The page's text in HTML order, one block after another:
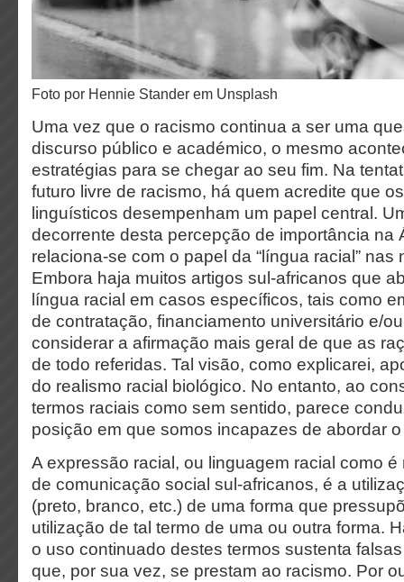
Foto por Hennie Stander em Unsplash
Uma vez que o racismo continua a ser uma
discurso público e académico, o mesmo
estratégias para se chegar ao seu fim. Na
futuro livre de racismo, há quem acredite que
linguísticos desempenham um papel central.
decorrente desta percepção de importância na
relaciona-se com o papel da “língua racial”
Embora haja muitos artigos sul-africanos que
língua racial em casos específicos, tais como
de contratação, financiamento universitário e/
considerar a afirmação mais geral de que as
de todo referidas. Tal visão, como explicarei,
do realismo racial biológico. No entanto, ao
termos raciais como sem sentido, parece
posição em que somos incapazes de abordar
A expressão racial, ou linguagem racial como
de comunicação social sul-africanos, é a
(preto, branco, etc.) de uma forma que
utilização de tal termo de uma ou outra forma.
o uso continuado destes termos sustenta
que, por sua vez, se prestam ao racismo. Por